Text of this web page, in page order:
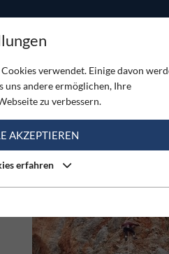
verwendet. Einige davon
uns andere ermöglichen, Ihre
zu verbessern.
AKZEPTIEREN
erfahren